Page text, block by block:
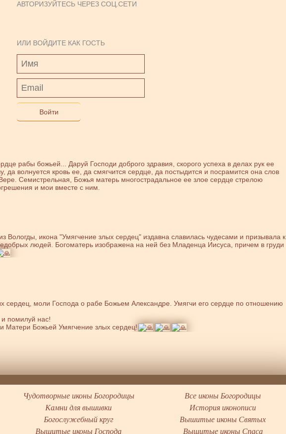
АВТОРИЗУЙТЕСЬ ЧЕРЕЗ СОЦ.СЕТИ
ИЛИ ВОЙДИТЕ КАК ГОСТЬ
Войти
рабы божьей... Даруй Господи доброго здравия, скорого успеха в делах рук ее
да волнуется кровь ее, да смягчится сердце, да постыдится и посрамится она слов
Семистрельная, Божья матерь многострадальное ее злое сердце стрелою
и мои вместе с ним.
Вологды, икона "Умягчение злых сердец" издавна славилась чудесами и призывала к
людей. Богоматерь изображена на ней без Младенца Иисуса, причем в груди
сердец, моли Господа о рабе Божьем Александре. Умягчи его сердце по отношению
помилуй нас!
Матери Божьей Умягчение злых сердец!
Чудотворные иконы Богородицы
Все иконы Богородицы
Камни для вышивки
История иконописи
Богослужебный круг
Вышитые иконы Святых
Вышитые иконы Господа Вышитые иконы Спаса